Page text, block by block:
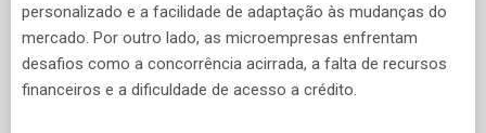
personalizado e a facilidade de adaptação às mudanças do
mercado. Por outro lado, as microempresas enfrentam
desafios como a concorrência acirrada, a falta de recursos
financeiros e a dificuldade de acesso a crédito.